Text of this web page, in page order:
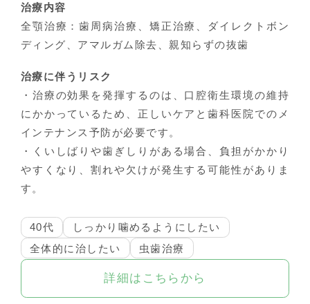
治療内容
全顎治療：歯周病治療、矯正治療、ダイレクトボン
ディング、アマルガム除去、親知らずの抜歯
治療に伴うリスク
・治療の効果を発揮するのは、口腔衛生環境の維持
にかかっているため、正しいケアと歯科医院でのメ
インテナンス予防が必要です。
・くいしばりや歯ぎしりがある場合、負担がかかり
やすくなり、割れや欠けが発生する可能性がありま
す。
40代
しっかり噛めるようにしたい
全体的に治したい
虫歯治療
詳細はこちらから